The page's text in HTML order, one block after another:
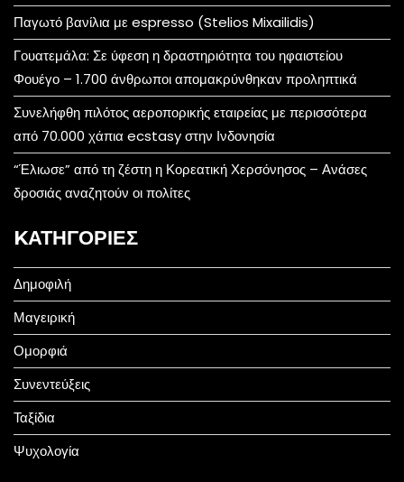
Παγωτό βανίλια με espresso (Stelios Mixailidis)
Γουατεμάλα: Σε ύφεση η δραστηριότητα του ηφαιστείου
Φουέγο – 1.700 άνθρωποι απομακρύνθηκαν προληπτικά
Συνελήφθη πιλότος αεροπορικής εταιρείας με περισσότερα
από 70.000 χάπια ecstasy στην Ινδονησία
“Έλιωσε” από τη ζέστη η Κορεατική Χερσόνησος – Ανάσες
δροσιάς αναζητούν οι πολίτες
KΑΤΗΓΟΡΊΕΣ
Δημοφιλή
Μαγειρική
Ομορφιά
Συνεντεύξεις
Ταξίδια
Ψυχολογία